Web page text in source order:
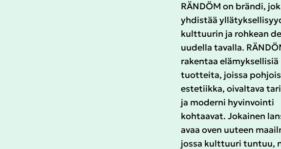
RÄNDÖM on brändi,
yhdistää
kulttuurin ja rohkean
uudella tavalla.
rakentaa elämyksellisiä
tuotteita, joissa
estetiikka, oivaltava
ja moderni hyvinvointi
kohtaavat. Jokainen
avaa oven uuteen
jossa kulttuuri tuntuu,